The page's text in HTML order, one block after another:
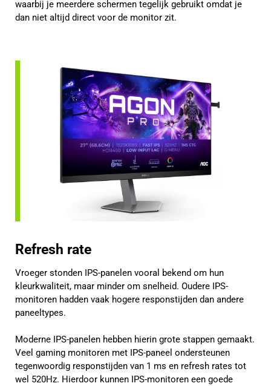
waarbij je meerdere schermen tegelijk gebruikt omdat je
dan niet altijd direct voor de monitor zit.
Refresh rate
Vroeger stonden IPS-panelen vooral bekend om hun
kleurkwaliteit, maar minder om snelheid. Oudere IPS-
monitoren hadden vaak hogere responstijden dan andere
paneeltypes.
Moderne IPS-panelen hebben hierin grote stappen gemaakt.
Veel gaming monitoren met IPS-paneel ondersteunen
tegenwoordig responstijden van 1 ms en refresh rates tot
wel 520Hz. Hierdoor kunnen IPS-monitoren een goede